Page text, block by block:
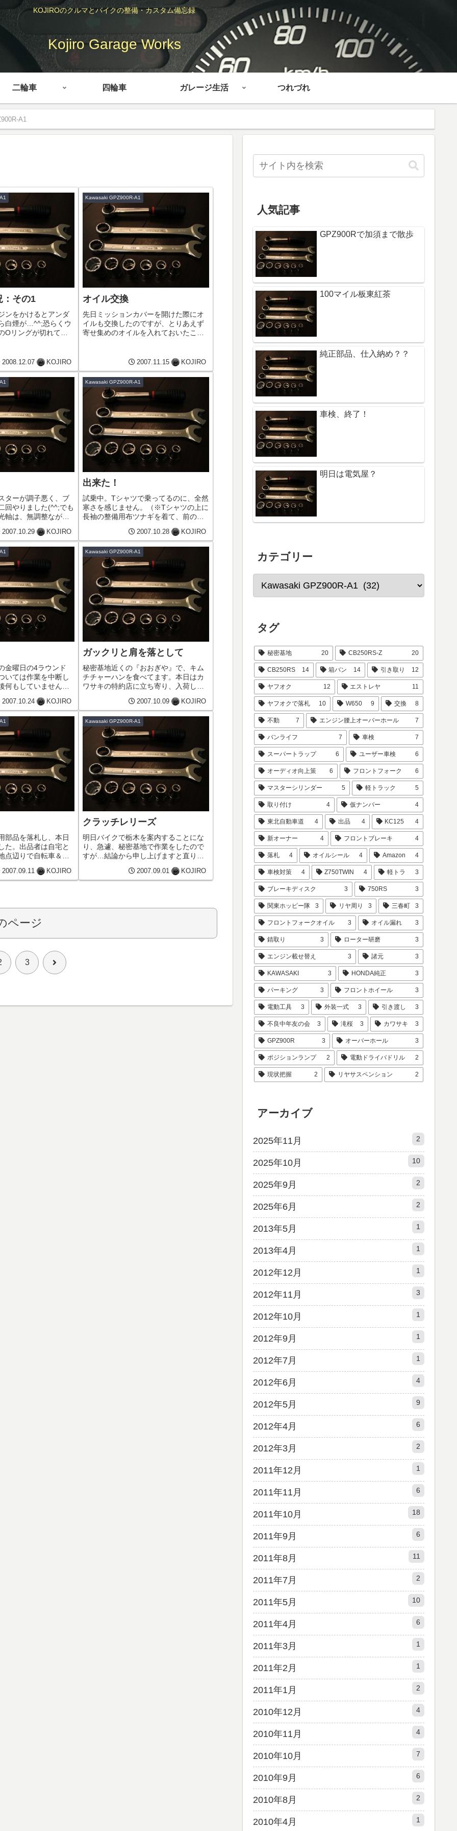
KOJIROのクルマとバイクの整備・カスタム備忘録
Kojiro Garage Works
二輪車 四輪車 ガレージ生活 つれづれ
A1
：その1
ンをかけるとアンダ
白煙が…^^;恐らくウ
Oリングが切れてし
しまうので、一度ウ
全て外してチェッ...
2008.12.07 KOJIRO
Kawasaki GPZ900R-A1
オイル交換
先日ミッションカバーを開けた際にオ
イルも交換したのですが、とりあえず
寄せ集めのオイルを入れておいたこと
のIさんからVFと交換に譲り受けたA1
ニンジャも、1年...
2007.11.15 KOJIRO
ターが調子悪く、ブ
回やりました(^^;でも
軸は、無調整ながら
2007.10.29 KOJIRO
Kawasaki GPZ900R-A1
出来た！
試乗中。Tシャツで乗ってるのに、全然
寒さを感じません。（※Tシャツの上に
長袖の整備用布ツナギを着て、前のジ
ェンジは以前よりも良く、気持ちいい
くらいにスコスコと入ります。予約が
取れたら、明日は車検を受けてきま...
2007.10.28 KOJIRO
金曜日の4ラウンド
いては作業を中断し
何もしていません
、一応明日の午前中
りです。車検も金曜
ので、最悪金曜日の
2007.10.24 KOJIRO
Kawasaki GPZ900R-A1
ガックリと肩を落として
秘密基地近くの『おおぎや』で、キム
チチャーハンを食べてます。本日はカ
ワサキの特約店に立ち寄り、入荷した
へ。今週金曜日に車検切れとなる
GPZ900RA1の変速不良を直すべく作業
を始めたところ、なんとヤフオクで
落...
2007.10.09 KOJIRO
部品を落札し、本日
た。出品者は自宅と
点辺りで自転車＆バ
頼まれて取り寄せた
ックになっていたそ
2007.09.11 KOJIRO
Kawasaki GPZ900R-A1
クラッチレリーズ
明日バイクで栃木を案内することにな
り、急遽、秘密基地で作業をしたので
すが…結論から申し上げますと直りま
ぁ…？来月車検なので、その前に直る
と良いのですが、直らなかったらプロ
2007.09.01 KOJIRO
ページ
3 次
人気記事
GPZ900Rで加須まで散歩
100マイル板東紅茶
純正部品、仕入納め？？
車検、終了！
明日は電気屋？
カテゴリー
タグ
秘密基地 20 CB250RS-Z 20
CB250RS 14 箱バン 14 引き取り 12
ヤフオク 12 エストレヤ 11
ヤフオクで落札 10 W650 9 交換 8
不動 7 エンジン腰上オーバーホール 7
バンライフ 7 車検 7
スーパートラップ 6 ユーザー車検 6
オーディオ向上策 6 フロントフォーク 6
マスターシリンダー 5 軽トラック 5
取り付け 4 仮ナンバー 4
東北自動車道 4 出品 4 KC125 4
新オーナー 4 フロントブレーキ 4
落札 4 オイルシール 4 Amazon 4
車検対策 4 Z750TWIN 4 軽トラ 3
ブレーキディスク 3 750RS 3
関東ホッピー隊 3 リヤ周り 3 三春町 3
フロントフォークオイル 3 オイル漏れ 3
錆取り 3 ローター研磨 3
エンジン載せ替え 3 諸元 3
KAWASAKI 3 HONDA純正 3
パーキング 3 フロントホイール 3
電動工具 3 外装一式 3 引き渡し 3
不良中年友の会 3 滝桜 3 カワサキ 3
GPZ900R 3 オーバーホール 3
ポジションランプ 2 電動ドライバドリル 2
現状把握 2 リヤサスペンション 2
アーカイブ
2025年11月 2
2025年10月 10
2025年9月 2
2025年6月 2
2013年5月 1
2013年4月 1
2012年12月 1
2012年11月 3
2012年10月 1
2012年9月 1
2012年7月 1
2012年6月 4
2012年5月 9
2012年4月 6
2012年3月 2
2011年12月 1
2011年11月 6
2011年10月 18
2011年9月 6
2011年8月 11
2011年7月 2
2011年5月 10
2011年4月 6
2011年3月 1
2011年2月 1
2011年1月 2
2010年12月 4
2010年11月 4
2010年10月 7
2010年9月 6
2010年8月 2
2010年4月 1